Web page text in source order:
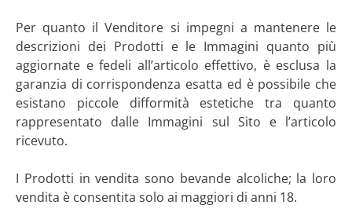
Per quanto il Venditore si impegni a mantenere le
descrizioni dei Prodotti e le Immagini quanto più
aggiornate e fedeli all’articolo effettivo, è esclusa la
garanzia di corrispondenza esatta ed è possibile che
esistano piccole difformità estetiche tra quanto
rappresentato dalle Immagini sul Sito e l’articolo
ricevuto.
I Prodotti in vendita sono bevande alcoliche; la loro
vendita è consentita solo ai maggiori di anni 18.